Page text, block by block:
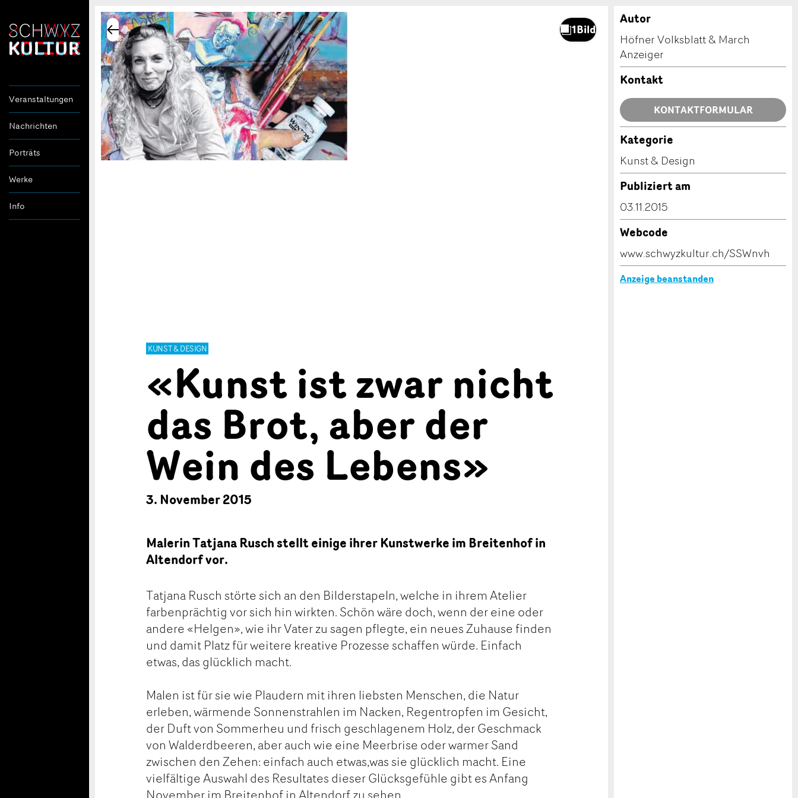
Veranstaltungen
Nachrichten
Porträts
Werke
Info
KUNST & DESIGN
«Kunst ist zwar nicht
das Brot, aber der
Wein des Lebens»
3. November 2015
Malerin Tatjana Rusch stellt einige ihrer Kunstwerke im Breitenhof in
Altendorf vor.
Tatjana Rusch störte sich an den Bilderstapeln, welche in ihrem Atelier
farbenprächtig vor sich hin wirkten. Schön wäre doch, wenn der eine oder
andere «Helgen», wie ihr Vater zu sagen pflegte, ein neues Zuhause finden
und damit Platz für weitere kreative Prozesse schaffen würde. Einfach
etwas, das glücklich macht.
Malen ist für sie wie Plaudern mit ihren liebsten Menschen, die Natur
erleben, wärmende Sonnenstrahlen im Nacken, Regentropfen im Gesicht,
der Duft von Sommerheu und frisch geschlagenem Holz, der Geschmack
von Walderdbeeren, aber auch wie eine Meerbrise oder warmer Sand
zwischen den Zehen: einfach auch etwas,was sie glücklich macht. Eine
vielfältige Auswahl des Resultates dieser Glücksgefühle gibt es Anfang
November im Breitenhof in Altendorf zu sehen.
Autor
Höfner Volksblatt & March
Anzeiger
Kontakt
KONTAKTFORMULAR
Kategorie
Kunst & Design
Publiziert am
03.11.2015
Webcode
www.schwyzkultur.ch/SSWnvh
Anzeige beanstanden